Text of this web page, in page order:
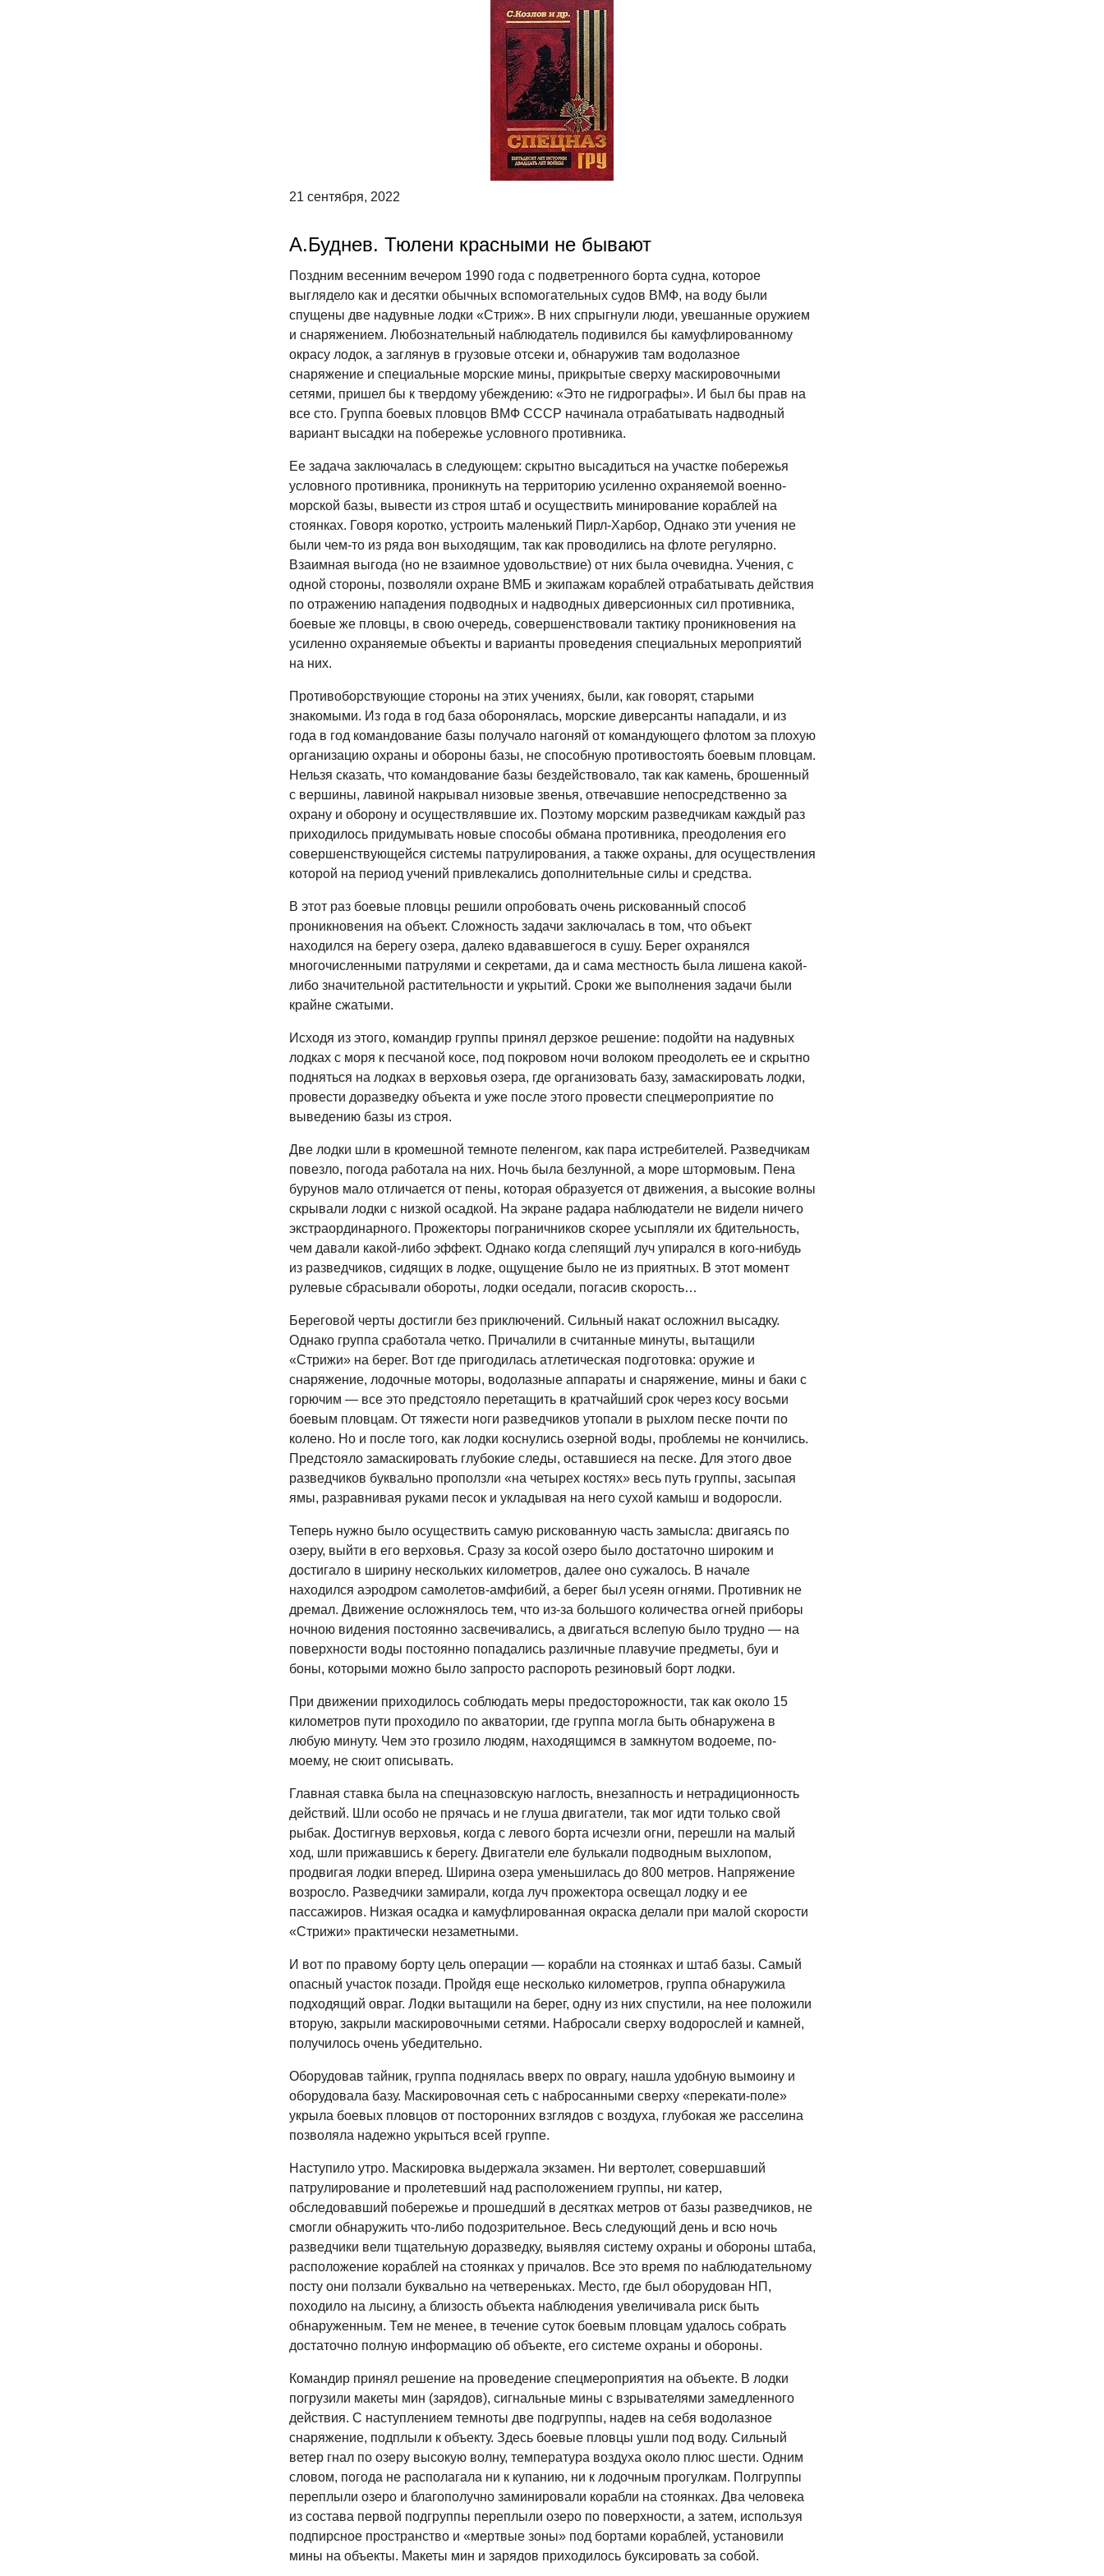
21 сентября, 2022
А.Буднев. Тюлени красными не бывают
Поздним весенним вечером 1990 года с подветренного борта судна, которое
выглядело как и десятки обычных вспомогательных судов ВМФ, на воду были
спущены две надувные лодки «Стриж». В них спрыгнули люди, увешанные оружием
и снаряжением. Любознательный наблюдатель подивился бы камуфлированному
окрасу лодок, а заглянув в грузовые отсеки и, обнаружив там водолазное
снаряжение и специальные морские мины, прикрытые сверху маскировочными
сетями, пришел бы к твердому убеждению: «Это не гидрографы». И был бы прав на
все сто. Группа боевых пловцов ВМФ СССР начинала отрабатывать надводный
вариант высадки на побережье условного противника.
Ее задача заключалась в следующем: скрытно высадиться на участке побережья
условного противника, проникнуть на территорию усиленно охраняемой военно-
морской базы, вывести из строя штаб и осуществить минирование кораблей на
стоянках. Говоря коротко, устроить маленький Пирл-Харбор, Однако эти учения не
были чем-то из ряда вон выходящим, так как проводились на флоте регулярно.
Взаимная выгода (но не взаимное удовольствие) от них была очевидна. Учения, с
одной стороны, позволяли охране ВМБ и экипажам кораблей отрабатывать действия
по отражению нападения подводных и надводных диверсионных сил противника,
боевые же пловцы, в свою очередь, совершенствовали тактику проникновения на
усиленно охраняемые объекты и варианты проведения специальных мероприятий
на них.
Противоборствующие стороны на этих учениях, были, как говорят, старыми
знакомыми. Из года в год база оборонялась, морские диверсанты нападали, и из
года в год командование базы получало нагоняй от командующего флотом за плохую
организацию охраны и обороны базы, не способную противостоять боевым пловцам.
Нельзя сказать, что командование базы бездействовало, так как камень, брошенный
с вершины, лавиной накрывал низовые звенья, отвечавшие непосредственно за
охрану и оборону и осуществлявшие их. Поэтому морским разведчикам каждый раз
приходилось придумывать новые способы обмана противника, преодоления его
совершенствующейся системы патрулирования, а также охраны, для осуществления
которой на период учений привлекались дополнительные силы и средства.
В этот раз боевые пловцы решили опробовать очень рискованный способ
проникновения на объект. Сложность задачи заключалась в том, что объект
находился на берегу озера, далеко вдававшегося в сушу. Берег охранялся
многочисленными патрулями и секретами, да и сама местность была лишена какой-
либо значительной растительности и укрытий. Сроки же выполнения задачи были
крайне сжатыми.
Исходя из этого, командир группы принял дерзкое решение: подойти на надувных
лодках с моря к песчаной косе, под покровом ночи волоком преодолеть ее и скрытно
подняться на лодках в верховья озера, где организовать базу, замаскировать лодки,
провести доразведку объекта и уже после этого провести спецмероприятие по
выведению базы из строя.
Две лодки шли в кромешной темноте пеленгом, как пара истребителей. Разведчикам
повезло, погода работала на них. Ночь была безлунной, а море штормовым. Пена
бурунов мало отличается от пены, которая образуется от движения, а высокие волны
скрывали лодки с низкой осадкой. На экране радара наблюдатели не видели ничего
экстраординарного. Прожекторы пограничников скорее усыпляли их бдительность,
чем давали какой-либо эффект. Однако когда слепящий луч упирался в кого-нибудь
из разведчиков, сидящих в лодке, ощущение было не из приятных. В этот момент
рулевые сбрасывали обороты, лодки оседали, погасив скорость…
Береговой черты достигли без приключений. Сильный накат осложнил высадку.
Однако группа сработала четко. Причалили в считанные минуты, вытащили
«Стрижи» на берег. Вот где пригодилась атлетическая подготовка: оружие и
снаряжение, лодочные моторы, водолазные аппараты и снаряжение, мины и баки с
горючим — все это предстояло перетащить в кратчайший срок через косу восьми
боевым пловцам. От тяжести ноги разведчиков утопали в рыхлом песке почти по
колено. Но и после того, как лодки коснулись озерной воды, проблемы не кончились.
Предстояло замаскировать глубокие следы, оставшиеся на песке. Для этого двое
разведчиков буквально проползли «на четырех костях» весь путь группы, засыпая
ямы, разравнивая руками песок и укладывая на него сухой камыш и водоросли.
Теперь нужно было осуществить самую рискованную часть замысла: двигаясь по
озеру, выйти в его верховья. Сразу за косой озеро было достаточно широким и
достигало в ширину нескольких километров, далее оно сужалось. В начале
находился аэродром самолетов-амфибий, а берег был усеян огнями. Противник не
дремал. Движение осложнялось тем, что из-за большого количества огней приборы
ночною видения постоянно засвечивались, а двигаться вслепую было трудно — на
поверхности воды постоянно попадались различные плавучие предметы, буи и
боны, которыми можно было запросто распороть резиновый борт лодки.
При движении приходилось соблюдать меры предосторожности, так как около 15
километров пути проходило по акватории, где группа могла быть обнаружена в
любую минуту. Чем это грозило людям, находящимся в замкнутом водоеме, по-
моему, не сюит описывать.
Главная ставка была на спецназовскую наглость, внезапность и нетрадиционность
действий. Шли особо не прячась и не глуша двигатели, так мог идти только свой
рыбак. Достигнув верховья, когда с левого борта исчезли огни, перешли на малый
ход, шли прижавшись к берегу. Двигатели еле булькали подводным выхлопом,
продвигая лодки вперед. Ширина озера уменьшилась до 800 метров. Напряжение
возросло. Разведчики замирали, когда луч прожектора освещал лодку и ее
пассажиров. Низкая осадка и камуфлированная окраска делали при малой скорости
«Стрижи» практически незаметными.
И вот по правому борту цель операции — корабли на стоянках и штаб базы. Самый
опасный участок позади. Пройдя еще несколько километров, группа обнаружила
подходящий овраг. Лодки вытащили на берег, одну из них спустили, на нее положили
вторую, закрыли маскировочными сетями. Набросали сверху водорослей и камней,
получилось очень убедительно.
Оборудовав тайник, группа поднялась вверх по оврагу, нашла удобную вымоину и
оборудовала базу. Маскировочная сеть с набросанными сверху «перекати-поле»
укрыла боевых пловцов от посторонних взглядов с воздуха, глубокая же расселина
позволяла надежно укрыться всей группе.
Наступило утро. Маскировка выдержала экзамен. Ни вертолет, совершавший
патрулирование и пролетевший над расположением группы, ни катер,
обследовавший побережье и прошедший в десятках метров от базы разведчиков, не
смогли обнаружить что-либо подозрительное. Весь следующий день и всю ночь
разведчики вели тщательную доразведку, выявляя систему охраны и обороны штаба,
расположение кораблей на стоянках у причалов. Все это время по наблюдательному
посту они ползали буквально на четвереньках. Место, где был оборудован НП,
походило на лысину, а близость объекта наблюдения увеличивала риск быть
обнаруженным. Тем не менее, в течение суток боевым пловцам удалось собрать
достаточно полную информацию об объекте, его системе охраны и обороны.
Командир принял решение на проведение спецмероприятия на объекте. В лодки
погрузили макеты мин (зарядов), сигнальные мины с взрывателями замедленного
действия. С наступлением темноты две подгруппы, надев на себя водолазное
снаряжение, подплыли к объекту. Здесь боевые пловцы ушли под воду. Сильный
ветер гнал по озеру высокую волну, температура воздуха около плюс шести. Одним
словом, погода не располагала ни к купанию, ни к лодочным прогулкам. Полгруппы
переплыли озеро и благополучно заминировали корабли на стоянках. Два человека
из состава первой подгруппы переплыли озеро по поверхности, а затем, используя
подпирсное пространство и «мертвые зоны» под бортами кораблей, установили
мины на объекты. Макеты мин и зарядов приходилось буксировать за собой.